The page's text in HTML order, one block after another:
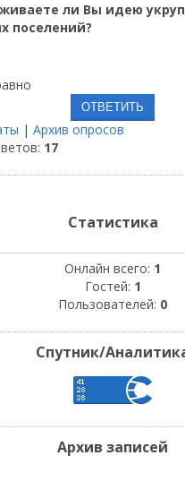
ли Вы идею
поселений?
| Архив опросов
17
Статистика
Онлайн всего: 1
Гостей: 1
Пользователей: 0
Спутник/
Архив записей